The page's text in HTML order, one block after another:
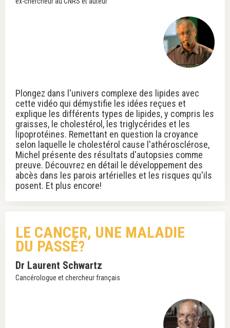
Plongez dans l'univers complexe des lipides avec
cette vidéo qui démystifie les idées reçues et
explique les différents types de lipides, y compris les
graisses, le cholestérol, les triglycérides et les
lipoprotéines. Remettant en question la croyance
selon laquelle le cholestérol cause l'athérosclérose,
Michel présente des résultats d'autopsies comme
preuve. Découvrez en détail le développement des
abcès dans les parois artérielles et les risques qu'ils
posent. Et plus encore!
LE CANCER, UNE MALADIE
DU PASSÉ?
Dr Laurent Schwartz
Cancérologue et chercheur français